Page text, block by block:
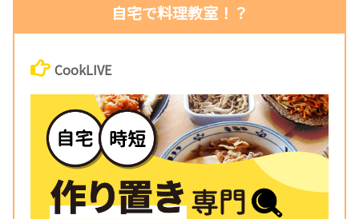
自宅で料理教室！？
CookLIVE